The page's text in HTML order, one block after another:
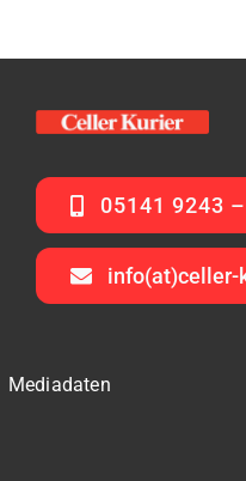
05141 9243
info(at)celler-
Mediadaten